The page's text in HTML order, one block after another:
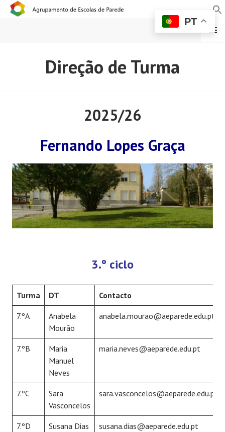
AGRUPAMENTO DE
MENU
Direção de Turma
2025/26
Fernando Lopes Graça
3.º ciclo
Turma DT Contacto
7.ºA
Anabela
Mourão
anabela.mourao@aeparede.edu.pt
7.ºB
Maria
Manuel
Neves
maria.neves@aeparede.edu.pt
7.ºC
Sara
Vasconcelos
sara.vasconcelos@aeparede.edu.pt
7.ºD Susana Dias susana.dias@aeparede.edu.pt
PT